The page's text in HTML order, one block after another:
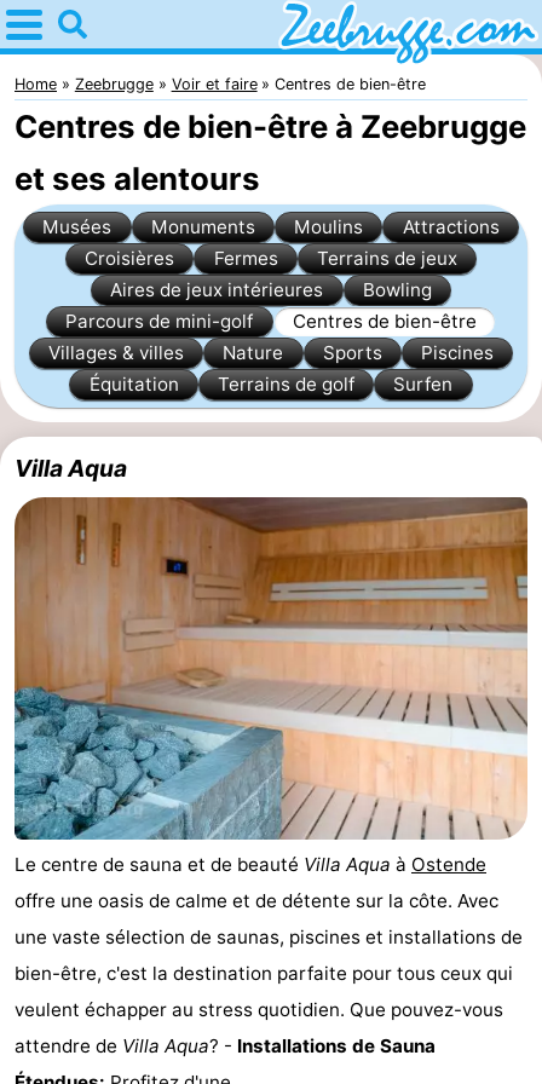
Home
Zeebrugge
Astuces
Avec
les
Passer
nuit
Appartements
Holiday
Suites
Zeebrugge
-
Seaside
Blankenberge
Chambre
d'hôtes
Chaumières
Last
minutes
Plages
Voir
et
faire
Lieux
d'intérêt
-
Musées
Monuments
-
Moulins
Attractions
Home Zeebrugge Voir et faire Centres de bien-être
Centres de bien-être à Zeebrugge
et ses alentours
Musées Monuments Moulins
Attractions
Croisières
Fermes
Terrains de jeux
Aires de jeux intérieures
Bowling
Parcours de mini-golf
Centres de bien-être
Villages & villes
Nature Sports
Piscines
Équitation
Terrains de golf Surfen
Villa Aqua
Le centre de sauna et de beauté Villa Aqua à Ostende
offre une oasis de calme et de détente sur la côte. Avec
une vaste sélection de saunas, piscines et installations de
bien-être, c'est la destination parfaite pour tous ceux qui
veulent échapper au stress quotidien. Que pouvez-vous
attendre de Villa Aqua? - Installations de Sauna